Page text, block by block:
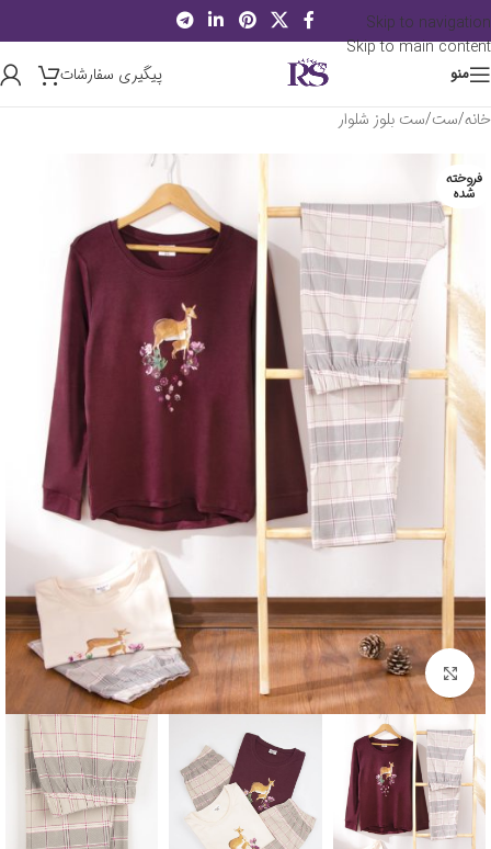
Skip to navigation
Skip to main content
منو
پیگیری سفارشات
خانه/ست/ست بلوز شلوار
فروخته
شده
برای بزرگنمایی کلیک کنید